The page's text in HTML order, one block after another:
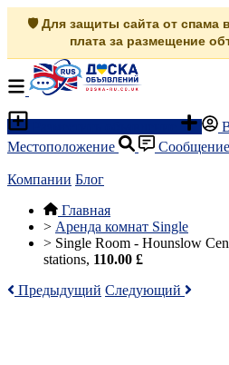
🛡️ Для защиты сайта от спама
плата за размещение
Местоположение
Сообщение
Компании Блог
Главная
> Аренда комнат Single
> Single Room - Hounslow
stations, 110.00 £
Предыдущий Следующий